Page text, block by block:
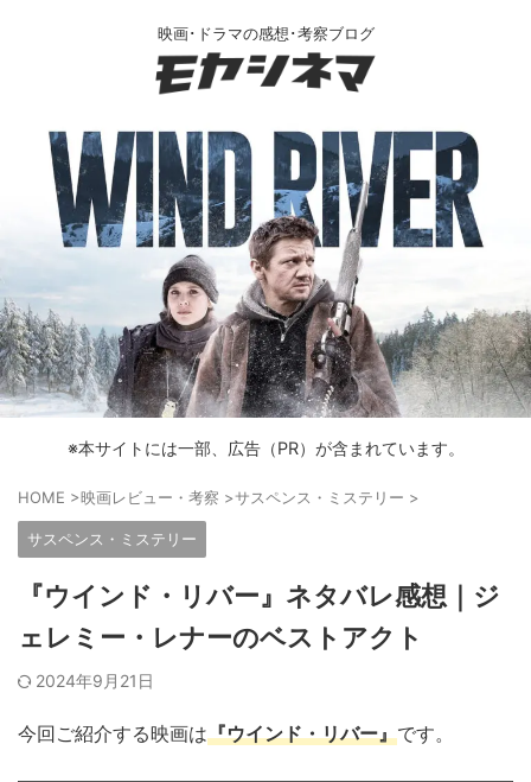
映画･ドラマの感想･考察ブログ
※本サイトには一部、広告（PR）が含まれています。
HOME >映画レビュー・考察 >サスペンス・ミステリー >
サスペンス・ミステリー
『ウインド・リバー』ネタバレ感想｜ジ
ェレミー・レナーのベストアクト
2024年9月21日
今回ご紹介する映画は『ウインド・リバー』です。